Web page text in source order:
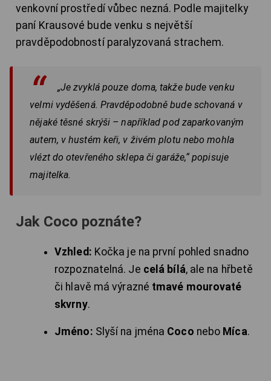
venkovní prostředí vůbec nezná. Podle majitelky
paní Krausové bude venku s největší
pravděpodobností paralyzovaná strachem.
„Je zvyklá pouze doma, takže bude venku
velmi vyděšená. Pravděpodobně bude schovaná v
nějaké těsné skrýši – například pod zaparkovaným
autem, v hustém keři, v živém plotu nebo mohla
vlézt do otevřeného sklepa či garáže,“ popisuje
majitelka.
Jak Coco poznáte?
Vzhled: Kočka je na první pohled snadno
rozpoznatelná. Je celá bílá, ale na hřbetě
či hlavě má výrazné tmavé mourovaté
skvrny.
Jméno: Slyší na jména Coco nebo Míca.